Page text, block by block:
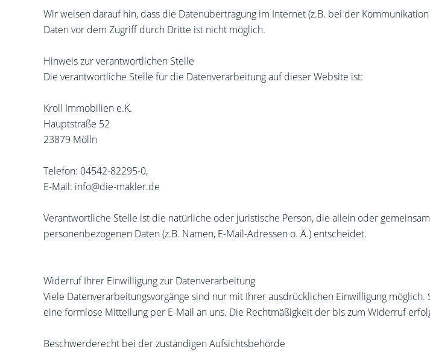
Wir weisen darauf hin, dass die Datenübertragung im Internet (z.B. bei der
Daten vor dem Zugriff durch Dritte ist nicht möglich.
Hinweis zur verantwortlichen Stelle
Die verantwortliche Stelle für die Datenverarbeitung auf dieser Website ist:
Kroll Immobilien e.K.
Hauptstraße 52
23879 Mölln
Telefon: 04542-82295-0,
E-Mail: info@die-makler.de
Verantwortliche Stelle ist die natürliche oder juristische Person, die allein oder
personenbezogenen Daten (z.B. Namen, E-Mail-Adressen o. Ä.) entscheidet.
Widerruf Ihrer Einwilligung zur Datenverarbeitung
Viele Datenverarbeitungsvorgänge sind nur mit Ihrer ausdrücklichen Einwilligung
eine formlose Mitteilung per E-Mail an uns. Die Rechtmäßigkeit der bis zum Widerruf
Beschwerderecht bei der zuständigen Aufsichtsbehörde